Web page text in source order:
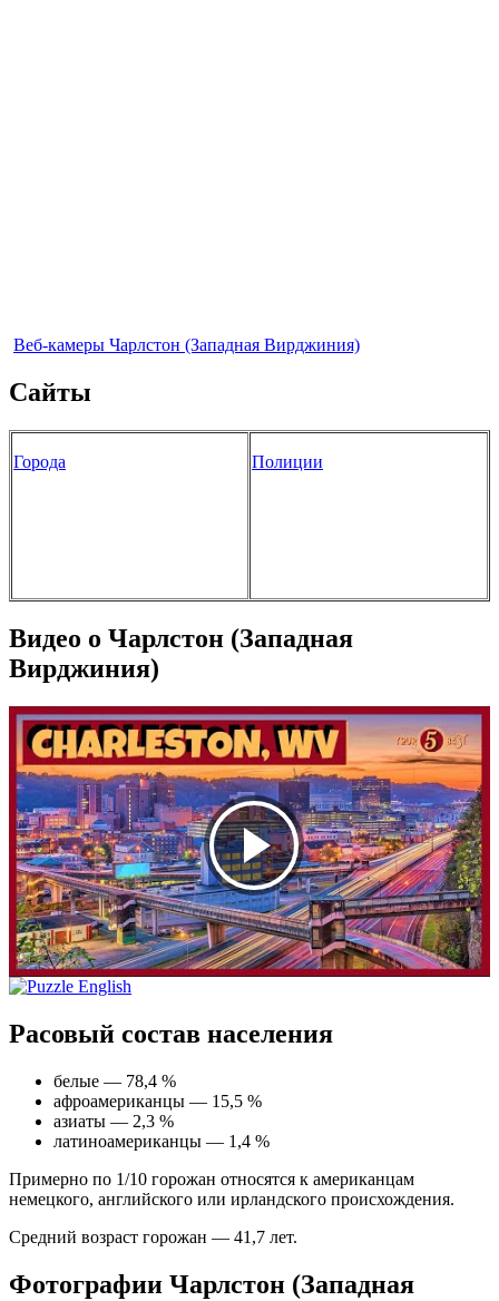
Веб-камеры Чарлстон (Западная Вирджиния)
Сайты
Города Полиции
Видео о Чарлстон (Западная
Вирджиния)
Расовый состав населения
белые — 78,4 %
афроамериканцы — 15,5 %
азиаты — 2,3 %
латиноамериканцы — 1,4 %
Примерно по 1/10 горожан относятся к американцам
немецкого, английского или ирландского происхождения.
Средний возраст горожан — 41,7 лет.
Фотографии Чарлстон (Западная